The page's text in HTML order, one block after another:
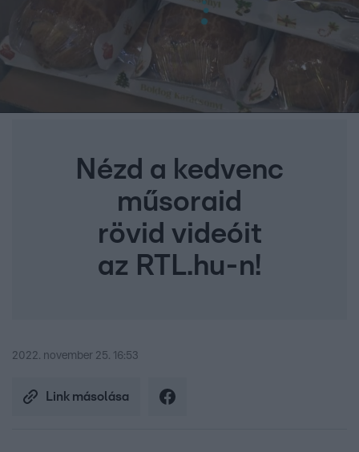
Nézd a kedvenc
műsoraid
rövid videóit
az RTL.hu-n!
2022. november 25. 16:53
Link másolása